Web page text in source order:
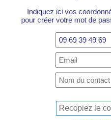
Indiquez ici vos
pour créer votre mot de